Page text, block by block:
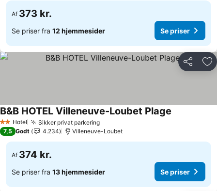
Af 373 kr.
Se priser fra 12 hjemmesider Se priser
Del
2 Stjerner
Hotel Sikker privat parkering
B&B HOTEL Villeneuve-Loubet Plage
7,5 Godt 4.234 Villeneuve-Loubet
Af 374 kr.
Se priser fra 13 hjemmesider Se priser